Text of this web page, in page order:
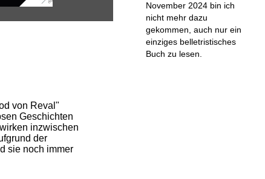
von Reval"
Geschichten
inzwischen
der
sie noch immer
November 2024 bin ich
nicht mehr dazu
gekommen, auch nur ein
einziges belletristisches
Buch zu lesen.